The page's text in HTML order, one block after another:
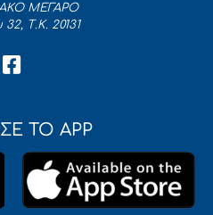
ΜΕΓΑΡΟ
Τ.Κ. 20131
ΤΟ APP